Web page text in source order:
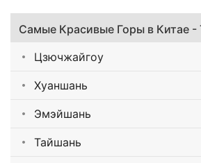
Самые Красивые Горы в Китае
Цзючжайгоу
Хуаншань
Эмэйшань
Тайшань